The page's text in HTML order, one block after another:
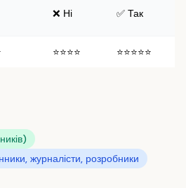
❌ Ні ✅ Так
⭐⭐⭐⭐ ⭐⭐⭐⭐⭐
журналісти, розробники